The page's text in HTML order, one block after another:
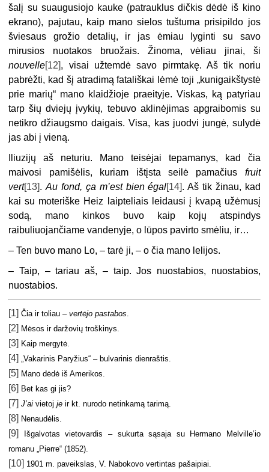
šalį su suaugusiojo kauke (patrauklus dičkis dėdė iš kino
ekrano), pajutau, kaip mano sielos tuštuma prisipildo jos
šviesaus grožio detalių, ir jas ėmiau lyginti su savo
mirusios nuotakos bruožais. Žinoma, vėliau jinai, ši
nouvelle[12], visai užtemdė savo pirmtakę. Aš tik noriu
pabrėžti, kad šį atradimą fatališkai lėmė toji „kunigaikštystė
prie marių“ mano klaidžioje praeityje. Viskas, ką patyriau
tarp šių dviejų įvykių, tebuvo aklinėjimas apgraibomis su
netikro džiaugsmo daigais. Visa, kas juodvi jungė, sulydė
jas abi į vieną.
Iliuzijų aš neturiu. Mano teisėjai tepamanys, kad čia
maivosi pamišėlis, kuriam ištįsta seilė pamačius fruit
vert[13].Au fond, ça m’est bien égal[14]. Aš tik žinau, kad
kai su moteriške Heiz laipteliais leidausi į kvapą užėmusį
sodą, mano kinkos buvo kaip kojų atspindys
raibuliuojančiame vandenyje, o lūpos pavirto smėliu, ir…
– Ten buvo mano Lo, – tarė ji, – o čia mano lelijos.
– Taip, – tariau aš, – taip. Jos nuostabios, nuostabios,
nuostabios.
[1] Čia ir toliau –vertėjo pastabos
[2] Mėsos ir daržovių troškinys.
[3] Kaip mergytė.
[4] „Vakarinis Paryžius“ – bulvarinis dienraštis.
[5] Mano dėdė iš Amerikos.
[6] Bet kas gi jis?
[7] J’aivietojje ir kt. nurodo netinkamą tarimą.
[8] Nenaudėlis.
[9]
Išgalvotas vietovardis – sukurta sąsaja su Hermano Melville’io
romanu „Pierre“ (1852).
[10] 1901 m. paveikslas, V. Nabokovo vertintas pašaipiai.